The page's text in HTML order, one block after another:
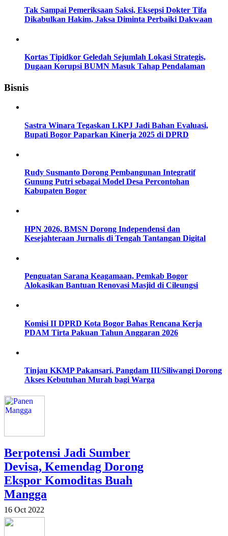
Tak Sampai Pemeriksaan Saksi, Eksepsi Dokter Tifa
Dikabulkan Hakim, Jaksa Diminta Perbaiki Dakwaan
Kortas Tipidkor Geledah Sejumlah Lokasi Strategis,
Dugaan Korupsi BUMN Masuk Tahap Pendalaman
Bisnis
Sastra Winara Tegaskan LKPJ Jadi Bahan Evaluasi,
Bupati Bogor Paparkan Kinerja 2025 di DPRD
Rudy Susmanto Dorong Pembangunan Integratif
Gunung Putri sebagai Model Desa Percontohan
Kabupaten Bogor
HPN 2026, BMSN Dorong Independensi dan
Kesejahteraan Jurnalis di Tengah Tantangan Digital
Penguatan Sarana Keagamaan, Pemkab Bogor
Alokasikan Bantuan Renovasi Masjid di Cileungsi
Komisi II DPRD Kota Bogor Bahas Rencana Kerja
PDAM Tirta Pakuan Tahun Anggaran 2026
Tinjau KKMP Pakansari, Pangdam III/Siliwangi Dorong
Akses Kebutuhan Murah bagi Warga
Berpotensi Jadi Sumber
Devisa, Kemendag Dorong
Ekspor Komoditas Buah
Mangga
16 Oct 2022